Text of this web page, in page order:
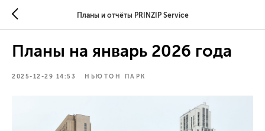
Планы и отчёты PRINZIP Service
Планы на январь 2026 года
2025-12-29 14:53 НЬЮТОН ПАРК